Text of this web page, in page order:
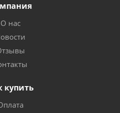
О нас
купить